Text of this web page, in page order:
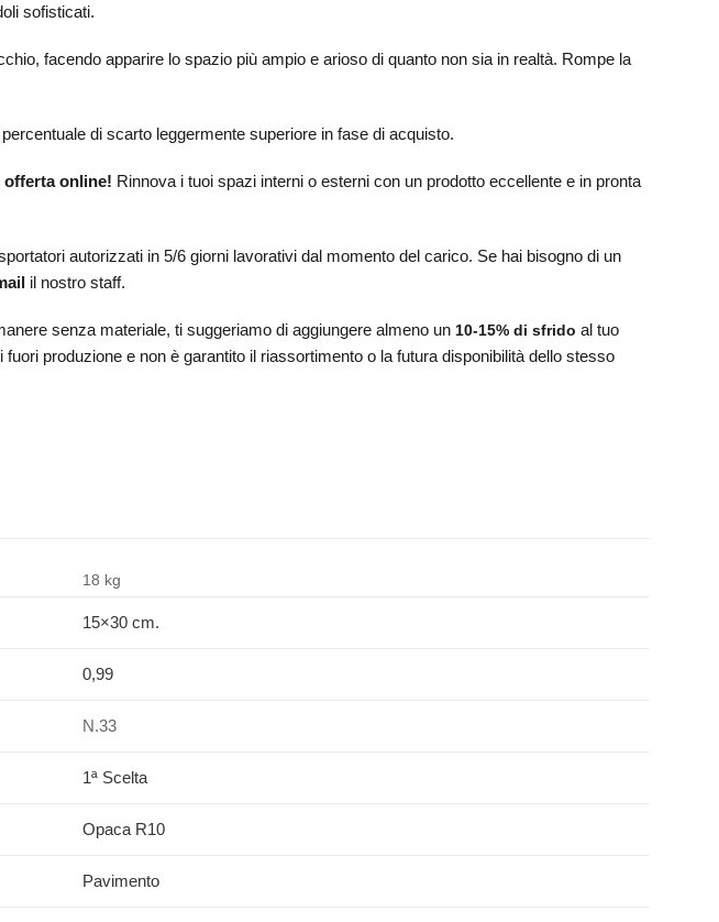
sofisticati.
facendo apparire lo spazio più ampio e arioso di quanto non sia in realtà. Rompe la
di scarto leggermente superiore in fase di acquisto.
online! Rinnova i tuoi spazi interni o esterni con un prodotto eccellente e in pronta
autorizzati in 5/6 giorni lavorativi dal momento del carico. Se hai bisogno di un
il nostro staff.
senza materiale, ti suggeriamo di aggiungere almeno un 10-15% di sfrido al tuo
produzione e non è garantito il riassortimento o la futura disponibilità dello stesso
18 kg
15×30 cm.
0,99
N.33
1ª Scelta
Opaca R10
Pavimento